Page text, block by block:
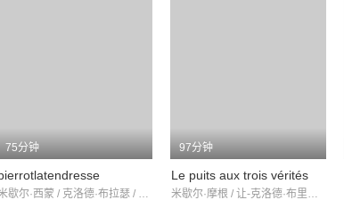
75分钟
米歇尔·西蒙 / 克洛德·布拉瑟 / 达妮·萨瓦尔
97分钟
Le puits aux trois vérités
米歇尔·摩根 / 让-克洛德·布里亚利 / 希拉·加贝尔